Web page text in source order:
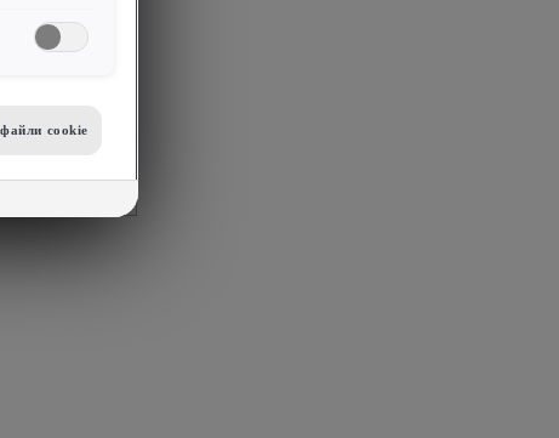
сookie